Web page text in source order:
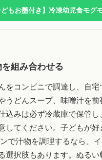
どもお墨付き】冷凍幼児食モグ
組み合わせる
をコンビニで調達し、自
うどんスープ、味噌汁を
込みは必ず冷蔵庫で保管
してください。子どもが
で汁物を調理するなら、
選択肢もあります。ぬる